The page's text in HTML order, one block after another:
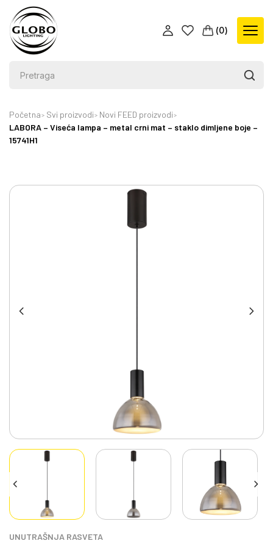
(0)
Početna Svi proizvodi
Novi FEED proizvodi
LABORA – Viseća lampa – metal crni mat – staklo dimljene boje –
15741H1
UNUTRAŠNJA RASVETA